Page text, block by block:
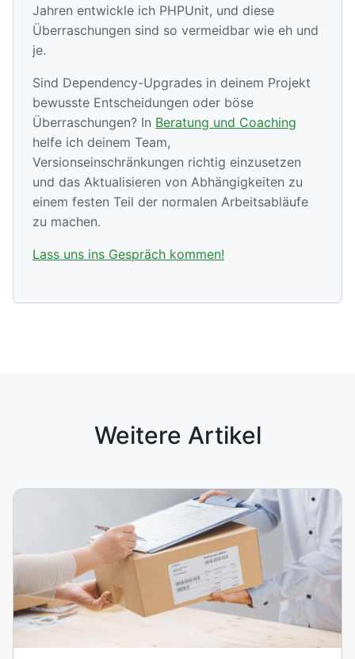
Jahren entwickle ich PHPUnit, und diese
Überraschungen sind so vermeidbar wie eh und
je.
Sind Dependency-Upgrades in deinem Projekt
bewusste Entscheidungen oder böse
Überraschungen? In Beratung und Coaching
helfe ich deinem Team,
Versionseinschränkungen richtig einzusetzen
und das Aktualisieren von Abhängigkeiten zu
einem festen Teil der normalen Arbeitsabläufe
zu machen.
Lass uns ins Gespräch kommen!
Weitere Artikel